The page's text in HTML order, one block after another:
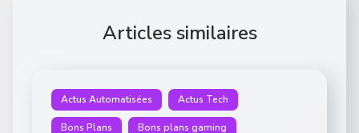
Articles similaires
Actus Automatisées Actus Tech
Bons Plans Bons plans gaming